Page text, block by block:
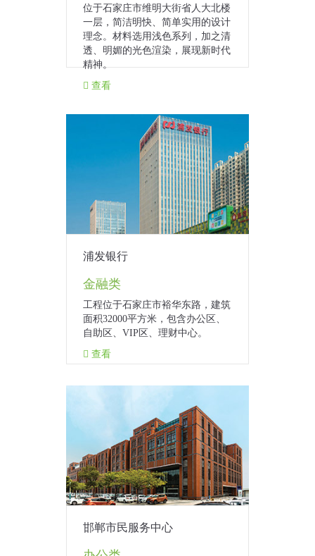
位于石家庄市维明大街省人大北楼
一层，简洁明快、简单实用的设计
理念。材料选用浅色系列，加之清
透、明媚的光色渲染，展现新时代
精神。
查看
浦发银行
金融类
工程位于石家庄市裕华东路，建筑
面积32000平方米，包含办公区、
自助区、VIP区、理财中心。
查看
邯郸市民服务中心